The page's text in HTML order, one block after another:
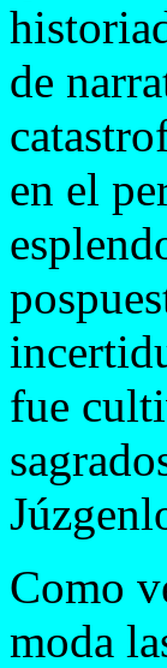
de
en el
fue
Como
moda